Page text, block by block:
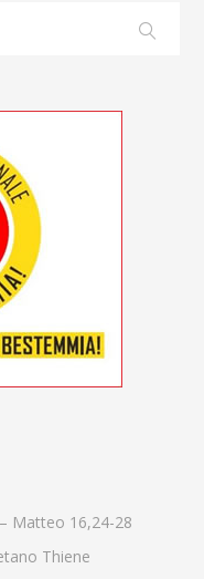
Matteo 16,24-28
Thiene